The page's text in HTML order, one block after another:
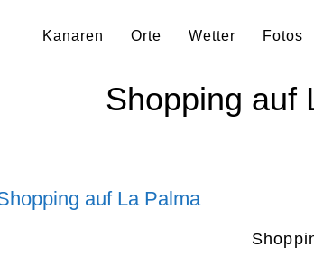
Kanaren Orte Wetter Fotos
Shopping auf